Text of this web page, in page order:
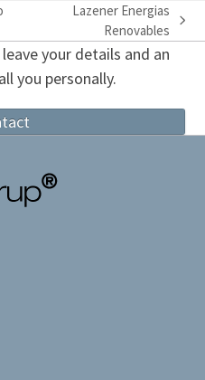
post:
Lazener Energias
Renovables
your details and an
you personally.